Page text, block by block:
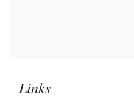
Links